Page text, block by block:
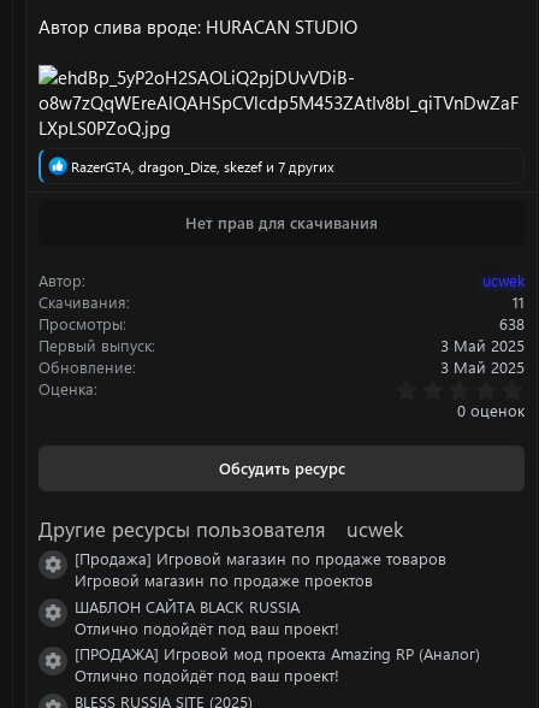
и
Автор слива вроде: HURACAN STUDIO
Р
и
:
RazerGTA, dragon_Dize, skezef и 7 других
Нет прав для скачивания
Автор
⠀ucwek
Скачивания
11
Просмотры
638
Первый выпуск
3 Май 2025
Обновление
3 Май 2025
Оценка
.
0
0 оценок
Обсудить ресурс
Другие ресурсы пользователя ⠀ucwek
Иконка ресурса
[Продажа] Игровой магазин по продаже товаров
Игровой магазин по продаже проектов
Иконка ресурса
ШАБЛОН САЙТA BLACK RUSSIA
Отлично подойдёт под ваш проект!
Иконка ресурса
[ПРОДАЖА] Игровой мод проекта Amazing RP (Аналог)
Отлично подойдёт под ваш проект!
BLESS RUSSIA SITE (2025)